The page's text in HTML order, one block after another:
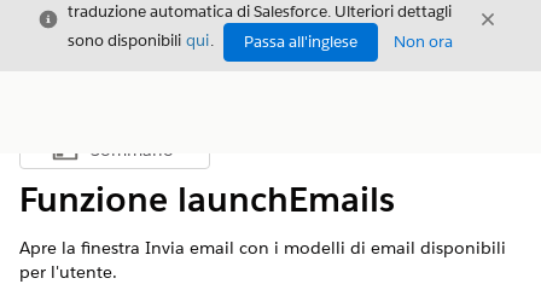
Chiudi
traduzione automatica di Salesforce. Ulteriori dettagli
sono disponibili qui. Passa all'inglese Non ora
Chiudi
Mostra sommario
Sommario
Funzione launchEmails
Apre la finestra Invia email con i modelli di email disponibili
per l'utente.